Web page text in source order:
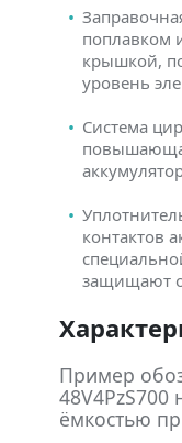
поплавком
крышкой,
уровень
Система
контактов
защищают
Пример
ёмкостью